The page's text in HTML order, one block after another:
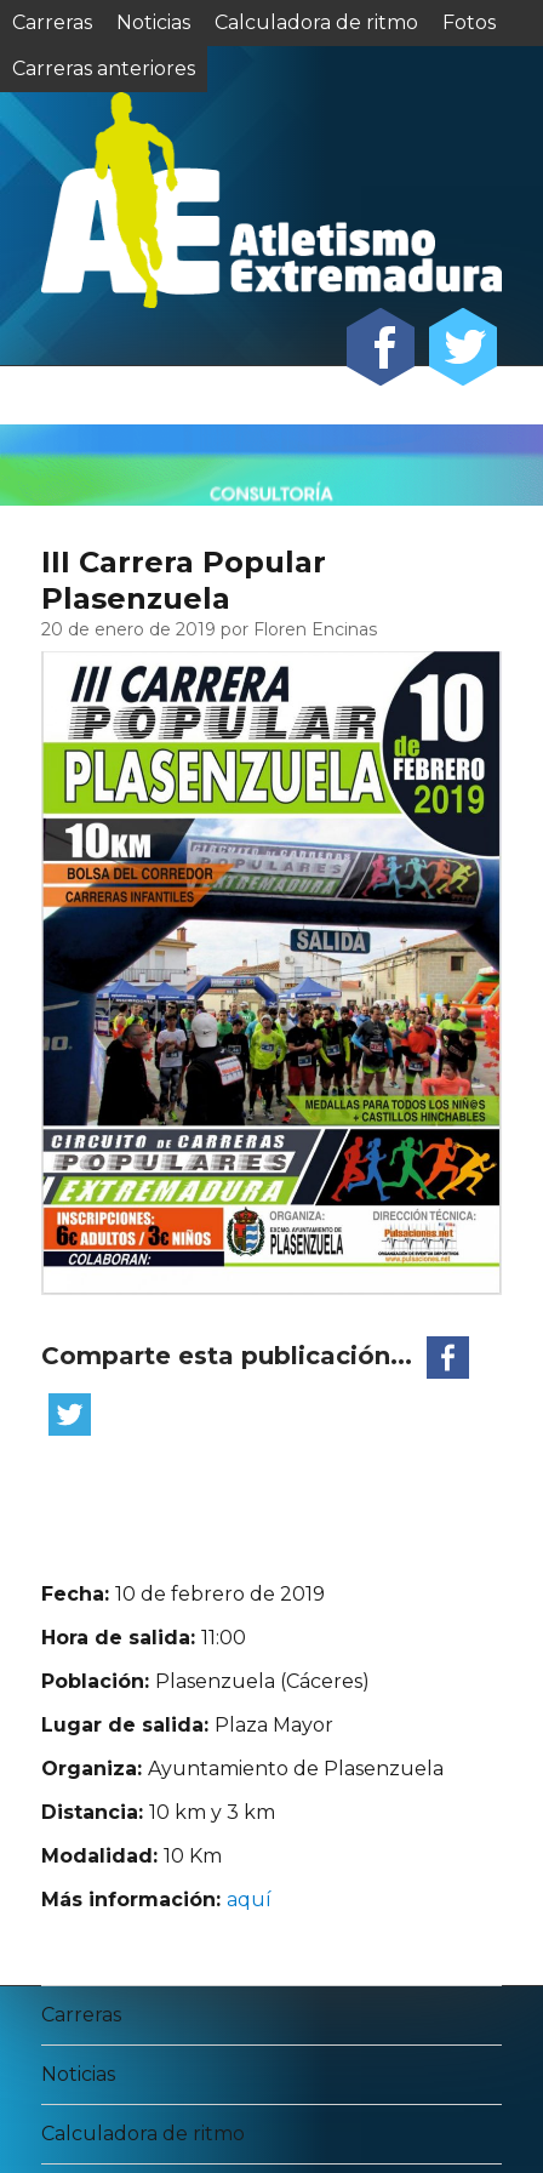
Carreras Noticias Calculadora de ritmo
Fotos
Carreras anteriores
III Carrera Popular
Plasenzuela
20 de enero de 2019 por Floren Encinas
Comparte esta publicación...
Fecha:10 de febrero de 2019
Hora de salida:11:00
Población: Plasenzuela (Cáceres)
Lugar de salida: Plaza Mayor
Organiza:Ayuntamiento de Plasenzuela
Distancia:10 km y 3 km
Modalidad:10 Km
Más información:aquí
Carreras
Noticias
Calculadora de ritmo